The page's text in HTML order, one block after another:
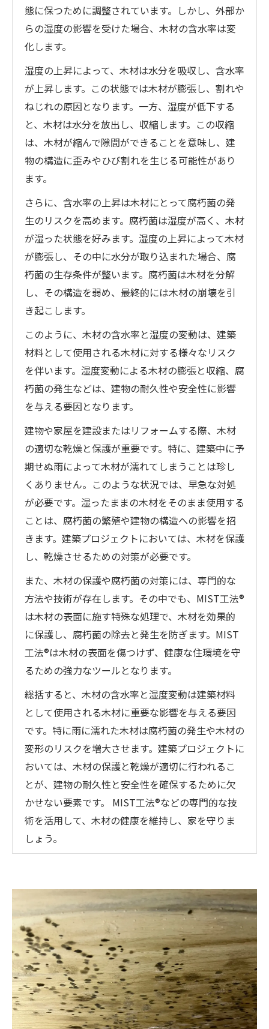
態に保つために調整されています。しかし、外部か
らの湿度の影響を受けた場合、木材の含水率は変
化します。
湿度の上昇によって、木材は水分を吸収し、含水率
が上昇します。この状態では木材が膨張し、割れや
ねじれの原因となります。一方、湿度が低下する
と、木材は水分を放出し、収縮します。この収縮
は、木材が縮んで隙間ができることを意味し、建
物の構造に歪みやひび割れを生じる可能性があり
ます。
さらに、含水率の上昇は木材にとって腐朽菌の発
生のリスクを高めます。腐朽菌は湿度が高く、木材
が湿った状態を好みます。湿度の上昇によって木材
が膨張し、その中に水分が取り込まれた場合、腐
朽菌の生存条件が整います。腐朽菌は木材を分解
し、その構造を弱め、最終的には木材の崩壊を引
き起こします。
このように、木材の含水率と湿度の変動は、建築
材料として使用される木材に対する様々なリスク
を伴います。湿度変動による木材の膨張と収縮、腐
朽菌の発生などは、建物の耐久性や安全性に影響
を与える要因となります。
建物や家屋を建設またはリフォームする際、木材
の適切な乾燥と保護が重要です。特に、建築中に予
期せぬ雨によって木材が濡れてしまうことは珍し
くありません。このような状況では、早急な対処
が必要です。湿ったままの木材をそのまま使用する
ことは、腐朽菌の繁殖や建物の構造への影響を招
きます。建築プロジェクトにおいては、木材を保護
し、乾燥させるための対策が必要です。
また、木材の保護や腐朽菌の対策には、専門的な
方法や技術が存在します。その中でも、MIST工法®
は木材の表面に施す特殊な処理で、木材を効果的
に保護し、腐朽菌の除去と発生を防ぎます。MIST
工法®は木材の表面を傷つけず、健康な住環境を守
るための強力なツールとなります。
総括すると、木材の含水率と湿度変動は建築材料
として使用される木材に重要な影響を与える要因
です。特に雨に濡れた木材は腐朽菌の発生や木材の
変形のリスクを増大させます。建築プロジェクトに
おいては、木材の保護と乾燥が適切に行われるこ
とが、建物の耐久性と安全性を確保するために欠
かせない要素です。 MIST工法®などの専門的な技
術を活用して、木材の健康を維持し、家を守りま
しょう。